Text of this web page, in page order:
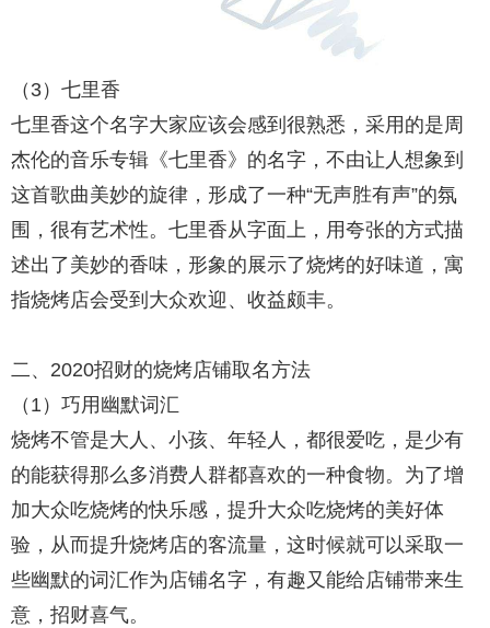
（3）七里香
七里香这个名字大家应该会感到很熟悉，采用的是周
杰伦的音乐专辑《七里香》的名字，不由让人想象到
这首歌曲美妙的旋律，形成了一种“无声胜有声”的氛
围，很有艺术性。七里香从字面上，用夸张的方式描
述出了美妙的香味，形象的展示了烧烤的好味道，寓
指烧烤店会受到大众欢迎、收益颇丰。
二、2020招财的烧烤店铺取名方法
（1）巧用幽默词汇
烧烤不管是大人、小孩、年轻人，都很爱吃，是少有
的能获得那么多消费人群都喜欢的一种食物。为了增
加大众吃烧烤的快乐感，提升大众吃烧烤的美好体
验，从而提升烧烤店的客流量，这时候就可以采取一
些幽默的词汇作为店铺名字，有趣又能给店铺带来生
意，招财喜气。